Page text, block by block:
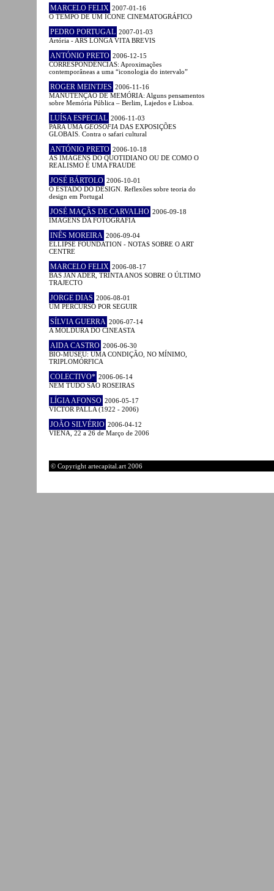
MARCELO FELIX 2007-01-16
O TEMPO DE UM ÍCONE CINEMATOGRÁFICO
PEDRO PORTUGAL 2007-01-03
Artória - ARS LONGA VITA BREVIS
ANTÓNIO PRETO 2006-12-15
CORRESPONDÊNCIAS: Aproximações
contemporâneas a uma “iconologia do intervalo”
ROGER MEINTJES 2006-11-16
MANUTENÇÃO DE MEMÓRIA: Alguns pensamentos
sobre Memória Pública – Berlim, Lajedos e Lisboa.
LUÍSA ESPECIAL 2006-11-03
PARA UMA GEOSOFIA DAS EXPOSIÇÕES
GLOBAIS. Contra o safari cultural
ANTÓNIO PRETO 2006-10-18
AS IMAGENS DO QUOTIDIANO OU DE COMO O
REALISMO É UMA FRAUDE
JOSÉ BÁRTOLO 2006-10-01
O ESTADO DO DESIGN. Reflexões sobre teoria do
design em Portugal
JOSÉ MAÇÃS DE CARVALHO 2006-09-18
IMAGENS DA FOTOGRAFIA
INÊS MOREIRA 2006-09-04
ELLIPSE FOUNDATION - NOTAS SOBRE O ART
CENTRE
MARCELO FELIX 2006-08-17
BAS JAN ADER, TRINTA ANOS SOBRE O ÚLTIMO
TRAJECTO
JORGE DIAS 2006-08-01
UM PERCURSO POR SEGUIR
SÍLVIA GUERRA 2006-07-14
A MOLDURA DO CINEASTA
AIDA CASTRO 2006-06-30
BIO-MUSEU: UMA CONDIÇÃO, NO MÍNIMO,
TRIPLOMÓRFICA
COLECTIVO* 2006-06-14
NEM TUDO SÃO ROSEIRAS
LÍGIA AFONSO 2006-05-17
VICTOR PALLA (1922 - 2006)
JOÃO SILVÉRIO 2006-04-12
VIENA, 22 a 26 de Março de 2006
© Copyright artecapital.art 2006